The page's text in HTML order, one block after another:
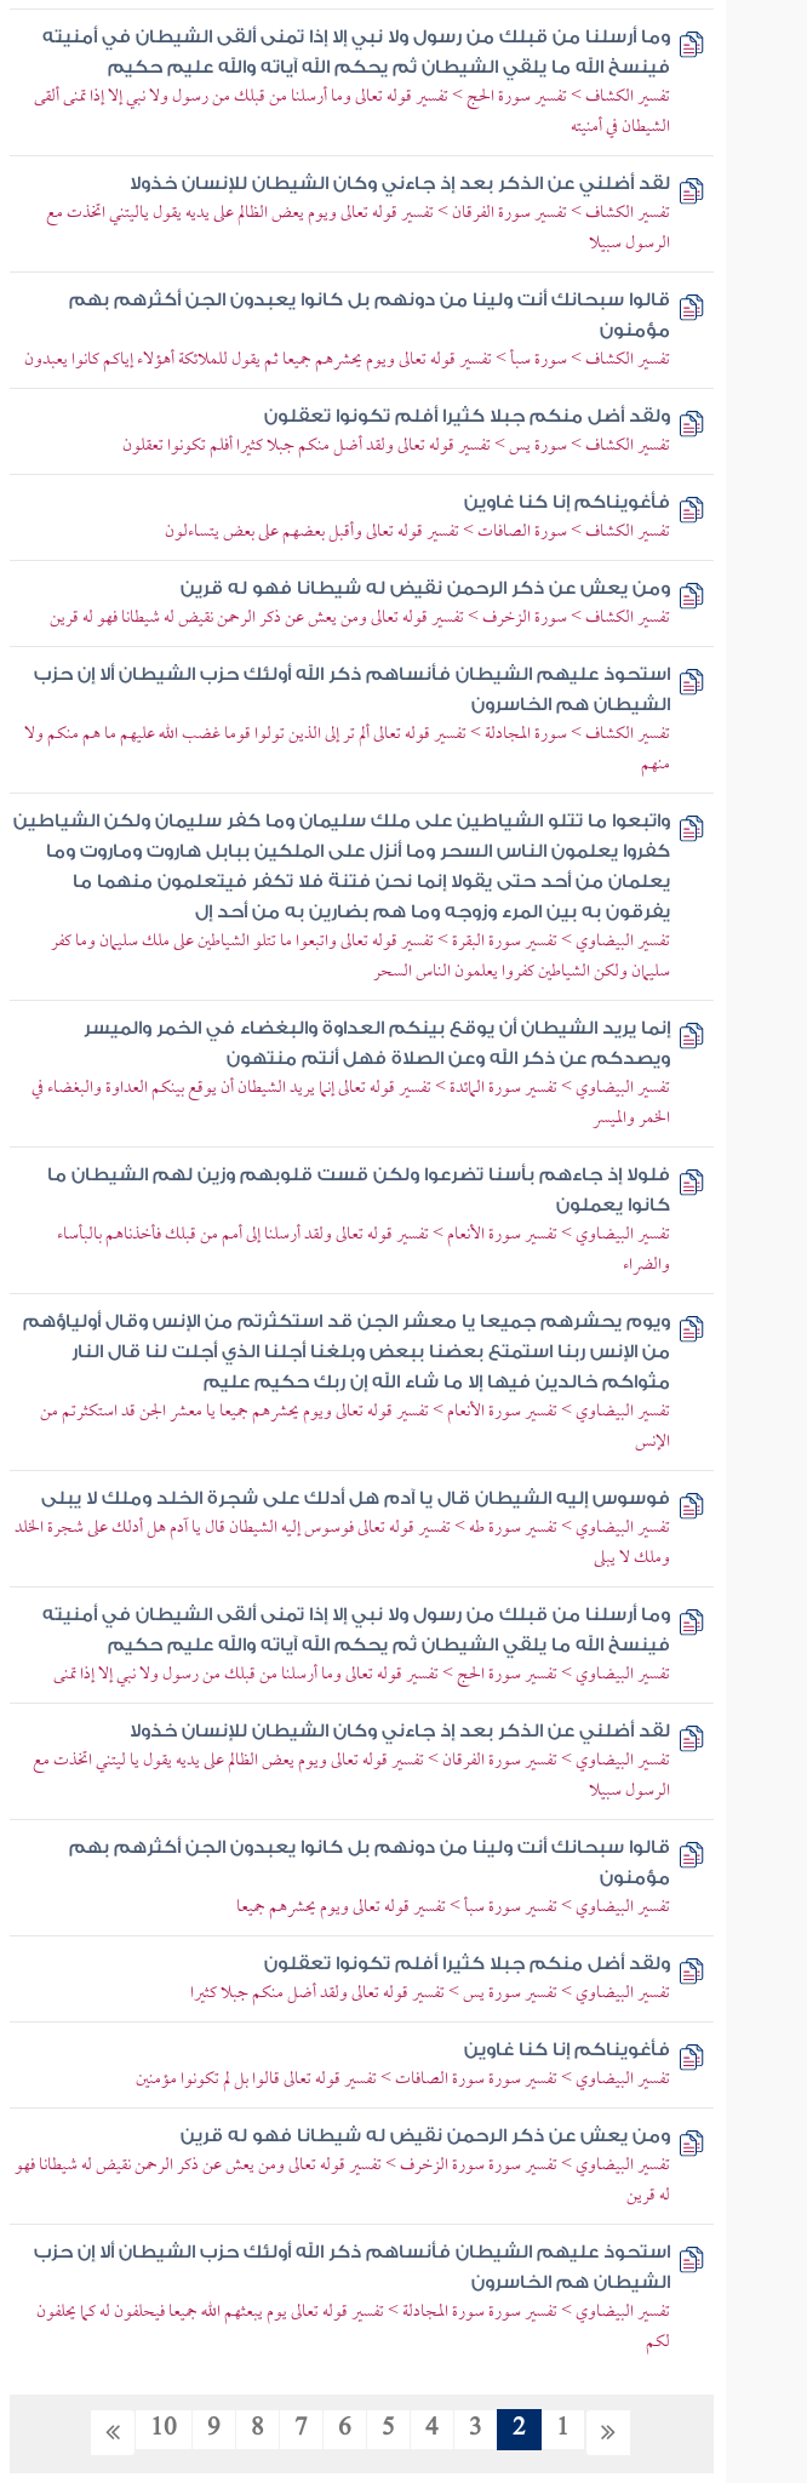
وما أرسلنا من قبلك من رسول ولا نبي إلا إذا تمنى ألقى الشيطان في أمنيته
فينسخ الله ما يلقي الشيطان ثم يحكم الله آياته والله عليم حكيم
تفسير الكشاف > تفسير سورة الحج > تفسير قوله تعالى وما أرسلنا من قبلك من رسول ولا نبي إلا إذا تمنى ألقى
الشيطان في أمنيته
لقد أضلني عن الذكر بعد إذ جاءني وكان الشيطان للإنسان خذولا
تفسير الكشاف > تفسير سورة الفرقان > تفسير قوله تعالى ويوم يعض الظالم على يديه يقول ياليتني اتخذت مع
الرسول سبيلا
قالوا سبحانك أنت ولينا من دونهم بل كانوا يعبدون الجن أكثرهم بهم
مؤمنون
تفسير الكشاف > سورة سبأ > تفسير قوله تعالى ويوم يحشرهم جميعا ثم يقول للملائكة أهؤلاء إياكم كانوا يعبدون
ولقد أضل منكم جبلا كثيرا أفلم تكونوا تعقلون
تفسير الكشاف > سورة يس > تفسير قوله تعالى ولقد أضل منكم جبلا كثيرا أفلم تكونوا تعقلون
فأغويناكم إنا كنا غاوين
تفسير الكشاف > سورة الصافات > تفسير قوله تعالى وأقبل بعضهم على بعض يتساءلون
ومن يعش عن ذكر الرحمن نقيض له شيطانا فهو له قرين
تفسير الكشاف > سورة الزخرف > تفسير قوله تعالى ومن يعش عن ذكر الرحمن نقيض له شيطانا فهو له قرين
استحوذ عليهم الشيطان فأنساهم ذكر الله أولئك حزب الشيطان ألا إن حزب
الشيطان هم الخاسرون
تفسير الكشاف > سورة المجادلة > تفسير قوله تعالى ألم تر إلى الذين تولوا قوما غضب الله عليهم ما هم منكم ولا
منهم
واتبعوا ما تتلو الشياطين على ملك سليمان وما كفر سليمان ولكن الشياطين
كفروا يعلمون الناس السحر وما أنزل على الملكين ببابل هاروت وماروت وما
يعلمان من أحد حتى يقولا إنما نحن فتنة فلا تكفر فيتعلمون منهما ما
يفرقون به بين المرء وزوجه وما هم بضارين به من أحد إل
تفسير البيضاوي > تفسير سورة البقرة > تفسير قوله تعالى واتبعوا ما تتلو الشياطين على ملك سليمان وما كفر
سليمان ولكن الشياطين كفروا يعلمون الناس السحر
إنما يريد الشيطان أن يوقع بينكم العداوة والبغضاء في الخمر والميسر
ويصدكم عن ذكر الله وعن الصلاة فهل أنتم منتهون
تفسير البيضاوي > تفسير سورة المائدة > تفسير قوله تعالى إنما يريد الشيطان أن يوقع بينكم العداوة والبغضاء في
الخمر والميسر
فلولا إذ جاءهم بأسنا تضرعوا ولكن قست قلوبهم وزين لهم الشيطان ما
كانوا يعملون
تفسير البيضاوي > تفسير سورة الأنعام > تفسير قوله تعالى ولقد أرسلنا إلى أمم من قبلك فأخذناهم بالبأساء
والضراء
ويوم يحشرهم جميعا يا معشر الجن قد استكثرتم من الإنس وقال أولياؤهم
من الإنس ربنا استمتع بعضنا ببعض وبلغنا أجلنا الذي أجلت لنا قال النار
مثواكم خالدين فيها إلا ما شاء الله إن ربك حكيم عليم
تفسير البيضاوي > تفسير سورة الأنعام > تفسير قوله تعالى ويوم يحشرهم جميعا يا معشر الجن قد استكثرتم من
الإنس
فوسوس إليه الشيطان قال يا آدم هل أدلك على شجرة الخلد وملك لا يبلى
تفسير البيضاوي > تفسير سورة طه > تفسير قوله تعالى فوسوس إليه الشيطان قال يا آدم هل أدلك على شجرة الخلد
وملك لا يبلى
وما أرسلنا من قبلك من رسول ولا نبي إلا إذا تمنى ألقى الشيطان في أمنيته
فينسخ الله ما يلقي الشيطان ثم يحكم الله آياته والله عليم حكيم
تفسير البيضاوي > تفسير سورة الحج > تفسير قوله تعالى وما أرسلنا من قبلك من رسول ولا نبي إلا إذا تمنى
لقد أضلني عن الذكر بعد إذ جاءني وكان الشيطان للإنسان خذولا
تفسير البيضاوي > تفسير سورة الفرقان > تفسير قوله تعالى ويوم يعض الظالم على يديه يقول يا ليتني اتخذت مع
الرسول سبيلا
قالوا سبحانك أنت ولينا من دونهم بل كانوا يعبدون الجن أكثرهم بهم
مؤمنون
تفسير البيضاوي > تفسير سورة سبأ > تفسير قوله تعالى ويوم يحشرهم جميعا
ولقد أضل منكم جبلا كثيرا أفلم تكونوا تعقلون
تفسير البيضاوي > تفسير سورة يس > تفسير قوله تعالى ولقد أضل منكم جبلا كثيرا
فأغويناكم إنا كنا غاوين
تفسير البيضاوي > تفسير سورة سورة الصافات > تفسير قوله تعالى قالوا بل لم تكونوا مؤمنين
ومن يعش عن ذكر الرحمن نقيض له شيطانا فهو له قرين
تفسير البيضاوي > تفسير سورة سورة الزخرف > تفسير قوله تعالى ومن يعش عن ذكر الرحمن نقيض له شيطانا فهو
له قرين
استحوذ عليهم الشيطان فأنساهم ذكر الله أولئك حزب الشيطان ألا إن حزب
الشيطان هم الخاسرون
تفسير البيضاوي > تفسير سورة سورة المجادلة > تفسير قوله تعالى يوم يبعثهم الله جميعا فيحلفون له كما يحلفون
لكم
1
2
3
4
5
6
7
8
9
10